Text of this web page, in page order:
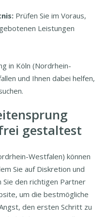
Prüfen Sie im Voraus,
Leistungen
in Köln (Nordrhein-
und Ihnen dabei helfen,
gestaltest
Westfalen) können
Sie auf Diskretion und
Sie den richtigen Partner
um die bestmögliche
den ersten Schritt zu